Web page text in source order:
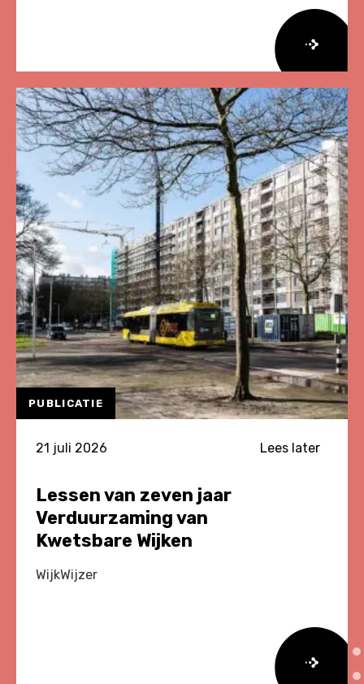
meer
over
Herziene
Onderzoeksagenda
Leefbaarheid
en
Veiligheid
2026
PUBLICATIE
21 juli 2026 Lees later
Lessen van zeven jaar
Verduurzaming van
Kwetsbare Wijken
WijkWijzer